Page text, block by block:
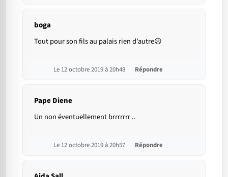
boga
Tout pour son fils au palais rien d’autre☹️
Le 12 octobre 2019 à 20h48 Répondre
Pape Diene
Un non éventuellement brrrrrrr ..
Le 12 octobre 2019 à 20h57 Répondre